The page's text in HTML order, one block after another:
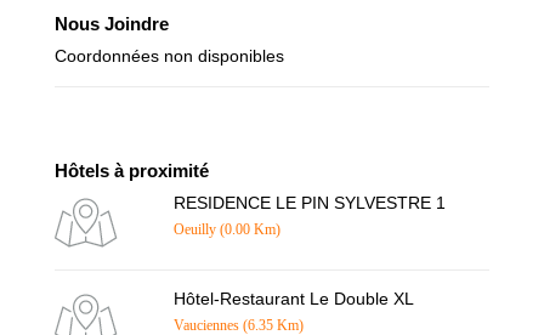
Nous Joindre
Coordonnées non disponibles
Hôtels à proximité
RESIDENCE LE PIN SYLVESTRE 1
Oeuilly (0.00 Km)
Hôtel-Restaurant Le Double XL
Vauciennes (6.35 Km)